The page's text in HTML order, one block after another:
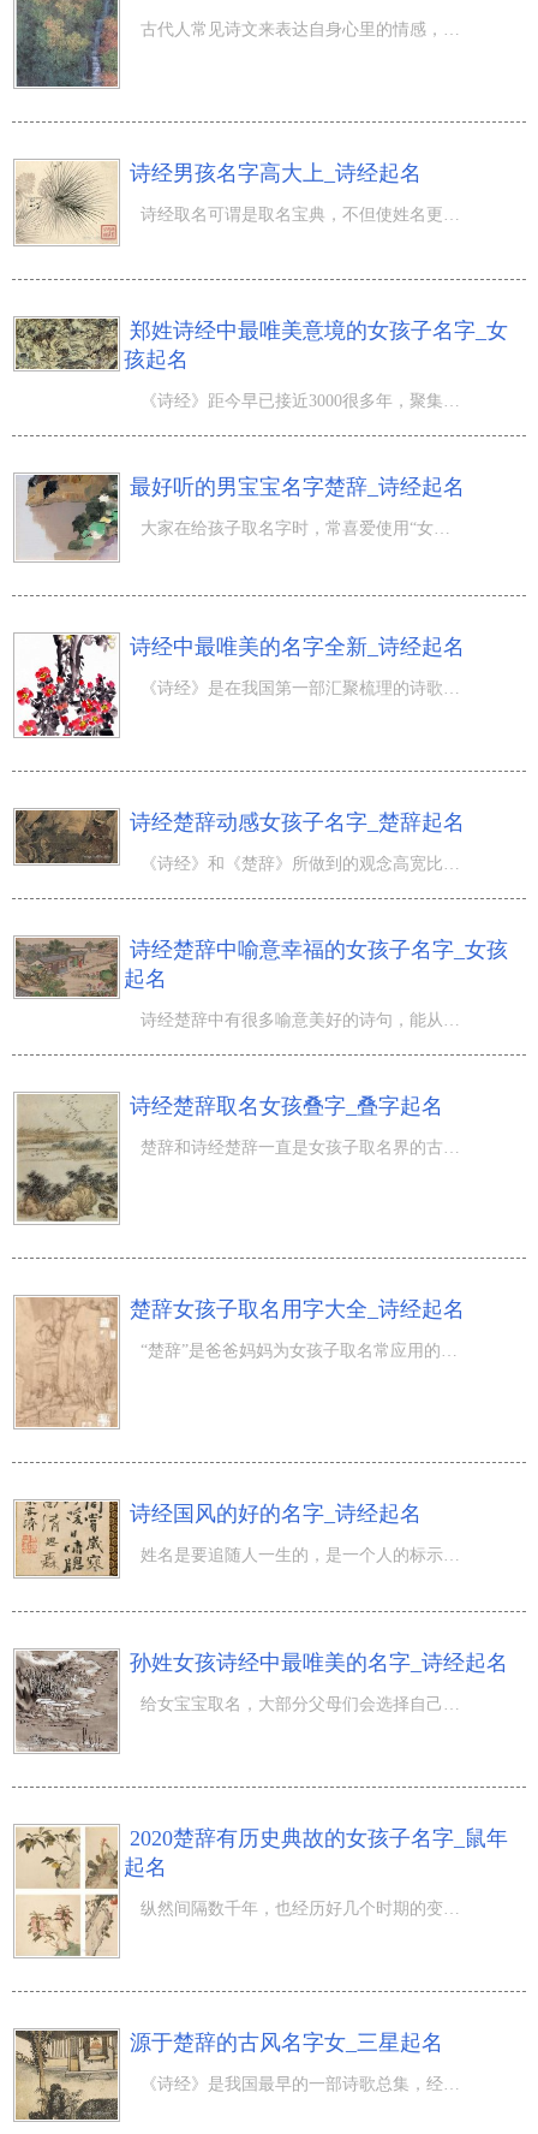
古代人常见诗文来表达自身心里的情感，短短的几个字的诗词却能表述出创作者心里的青丝万绪，喻意十分浓厚。
诗经男孩名字高大上_诗经起名
诗经取名可谓是取名宝典，不但使姓名更有深刻含义，并且还能反映出小孩的个性特征。如：“秉德”一名源自《
郑姓诗经中最唯美意境的女孩子名字_女
孩起名
《诗经》距今早已接近3000很多年，聚集在籍的名诗句，早就变成大家祖祖辈辈流传的精神食粮。从取名字刚开始
最好听的男宝宝名字楚辞_诗经起名
大家在给孩子取名字时，常喜爱使用“女诗经、男楚辞”的叫法，觉得男孩子取名字就务必效仿诗经楚辞来获取，
诗经中最唯美的名字全新_诗经起名
诗经楚辞动感女孩子名字_楚辞起名
《诗经》和《楚辞》所做到的观念高宽比和造型艺术造就，使其在中国在世界文化史上拥有 高尚的影响力，许多
诗经楚辞中喻意幸福的女孩子名字_女孩
起名
诗经楚辞中有很多喻意美好的诗句，能从这当中获取出许多 合适女孩子的名字。那样取下来的女孩子名字不但有
诗经楚辞取名女孩叠字_叠字起名
楚辞和诗经楚辞一直是女孩子取名界的古兰经，广受爸爸妈妈们的五星好评。用叠字给女宝宝取名也是常见的方式
楚辞女孩子取名用字大全_诗经起名
诗经国风的好的名字_诗经起名
孙姓女孩诗经中最唯美的名字_诗经起名
2020楚辞有历史典故的女孩子名字_鼠年
起名
源于楚辞的古风名字女_三星起名